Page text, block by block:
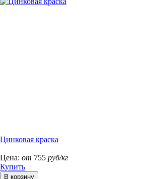
Цинковая краска
Цена: от 755 руб/кг
Купить